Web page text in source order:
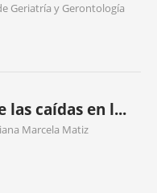
Geriatría y Gerontología
las caídas en l...
Marcela Matiz